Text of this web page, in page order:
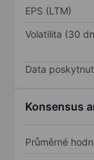
EPS (LTM)
Volatilita (30
Data
Konsensus
Průměrné